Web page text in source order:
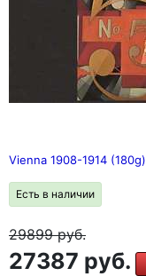
Vienna 1908-1914 (180g)
Есть в наличии
29899руб.
27387 руб.